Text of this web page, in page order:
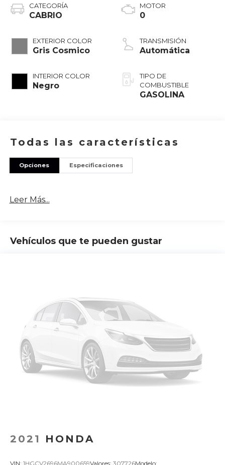
CATEGORÍA
CABRIO
EXTERIOR COLOR
Gris Cosmico
INTERIOR COLOR
Negro
MOTOR
0
TRANSMISIÓN
Automática
TIPO DE
COMBUSTIBLE
GASOLINA
Todas las características
Opciones Especificaciones
Leer Más...
Vehículos que te pueden gustar
2021 HONDA
VIN: 1HGCV2696MA900659Valores: 307726Modelo: